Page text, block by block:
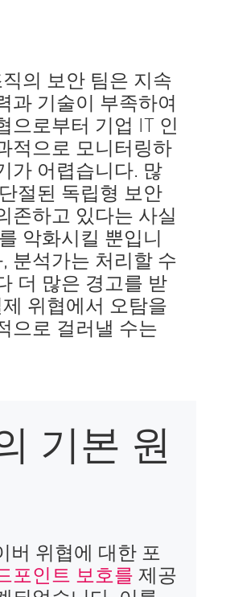
의 보안 팀은 지속
과 기술이 부족하여
으로부터 기업 IT 인
적으로 모니터링하
가 어렵습니다. 많
절된 독립형 보안
존하고 있다는 사실
악화시킬 뿐입니
분석가는 처리할 수
더 많은 경고를 받
위협에서 오탐을
으로 걸러낼 수는
기본 원
버 위협에 대한 포
포인트 보호를 제공